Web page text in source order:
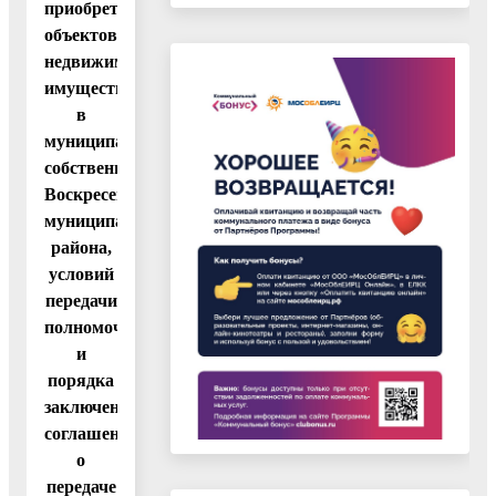
приобретение
объектов
недвижимого
имущества
в
муниципальную
собственность
Воскресенского
муниципального
района,
условий
передачи
полномочий
и
порядка
заключения
соглашений
о
передаче